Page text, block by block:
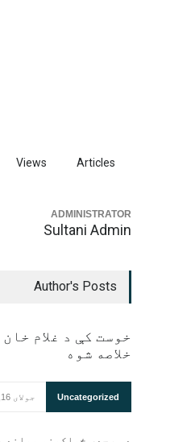
Articles
Views
ADMINISTRATOR
Sultani Admin
Author's Posts
خوست کې د غلام خان
خلاصه شوه
Uncategorized جولای 16, 2025